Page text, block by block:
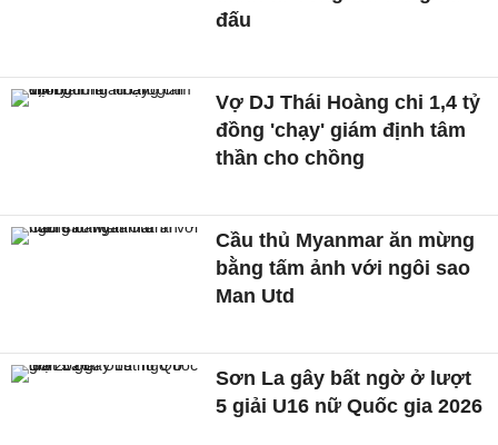
đấu
Vợ DJ Thái Hoàng chi 1,4 tỷ
đồng 'chạy' giám định tâm
thần cho chồng
Cầu thủ Myanmar ăn mừng
bằng tấm ảnh với ngôi sao
Man Utd
Sơn La gây bất ngờ ở lượt
5 giải U16 nữ Quốc gia 2026